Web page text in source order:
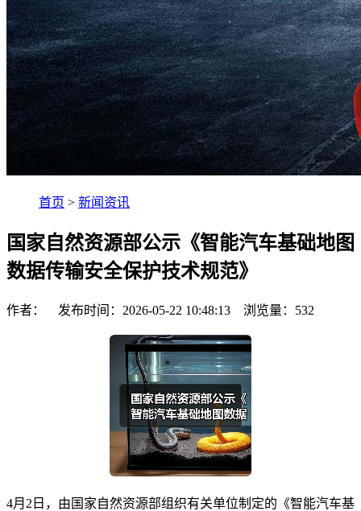
首页 > 新闻资讯
国家自然资源部公示《智能汽车基础地图
数据传输安全保护技术规范》
作者： 发布时间：2026-05-22 10:48:13 浏览量： 532
4月2日，由国家自然资源部组织有关单位制定的《智能汽车基